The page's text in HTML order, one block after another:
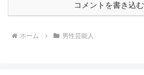
コメントを書き込む
ホーム 男性芸能人